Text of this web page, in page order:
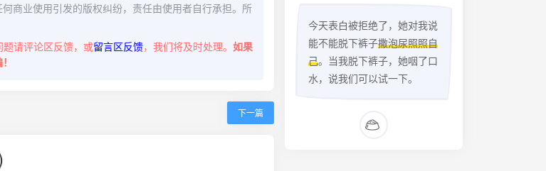
商业使用引发的版权纠纷，责任由使用者自行承担。所
请评论区反馈，或留言区反馈，我们将及时处理。 如果
下一篇
今天表白被拒绝了，她对我说
能不能脱下裤子撒泡尿照照自
己。当我脱下裤子，她咽了口
水，说我们可以试一下。